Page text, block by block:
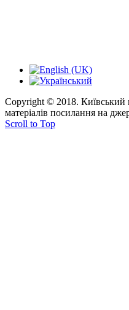
Copyright © 2018. Київський
матеріалів посилання на
Scroll to Top